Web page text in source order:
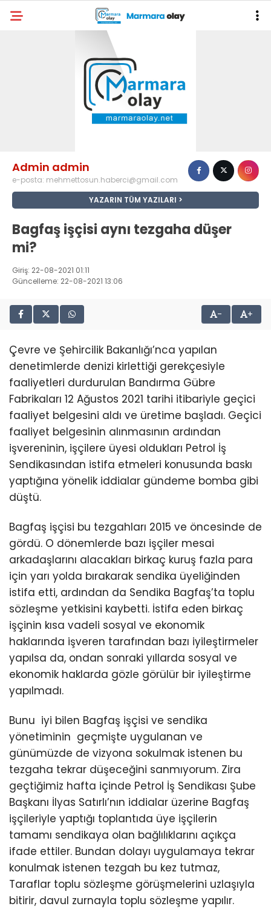
Admin admin
e-posta: mehmettosun.haberci@gmail.com
YAZARIN TÜM YAZILARI
Bagfaş işçisi aynı tezgaha düşer
mi?
Giriş: 22-08-2021 01:11
Güncelleme: 22-08-2021 13:06
- +
Çevre ve Şehircilik Bakanlığı’nca yapılan
denetimlerde denizi kirlettiği gerekçesiyle
faaliyetleri durdurulan Bandırma Gübre
Fabrikaları 12 Ağustos 2021 tarihi itibariyle geçici
faaliyet belgesini aldı ve üretime başladı. Geçici
faaliyet belgesinin alınmasının ardından
işvereninin, işçilere üyesi oldukları Petrol İş
Sendikasından istifa etmeleri konusunda baskı
yaptığına yönelik iddialar gündeme bomba gibi
düştü.
Bagfaş işçisi bu tezgahları 2015 ve öncesinde de
gördü. O dönemlerde bazı işçiler mesai
arkadaşlarını alacakları birkaç kuruş fazla para
için yarı yolda bırakarak sendika üyeliğinden
istifa etti, ardından da Sendika Bagfaş’ta toplu
sözleşme yetkisini kaybetti. İstifa eden birkaç
işçinin kısa vadeli sosyal ve ekonomik
haklarında işveren tarafından bazı iyileştirmeler
yapılsa da, ondan sonraki yıllarda sosyal ve
ekonomik haklarda gözle görülür bir iyileştirme
yapılmadı.
Bunu iyi bilen Bagfaş işçisi ve sendika
yönetiminin geçmişte uygulanan ve
günümüzde de vizyona sokulmak istenen bu
tezgaha tekrar düşeceğini sanmıyorum. Zira
geçtiğimiz hafta içinde Petrol İş Sendikası Şube
Başkanı İlyas Satırlı’nın iddialar üzerine Bagfaş
işçileriyle yaptığı toplantıda üye işçilerin
tamamı sendikaya olan bağlılıklarını açıkça
ifade ettiler. Bundan dolayı uygulamaya tekrar
konulmak istenen tezgah bu kez tutmaz,
Taraflar toplu sözleşme görüşmelerini uzlaşıyla
bitirir, davul zurnayla toplu sözleşme yapılır.